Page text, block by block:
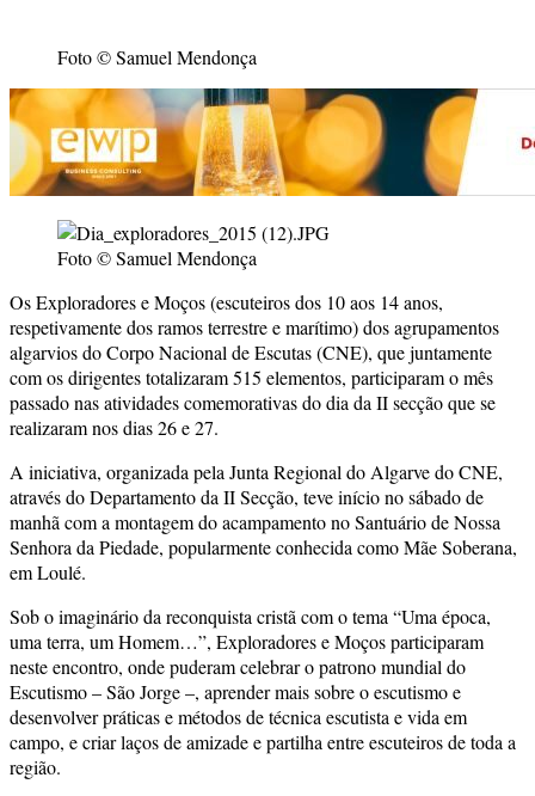
Foto © Samuel Mendonça
Foto © Samuel Mendonça
Os Exploradores e Moços (escuteiros dos 10 aos 14 anos,
respetivamente dos ramos terrestre e marítimo) dos agrupamentos
algarvios do Corpo Nacional de Escutas (CNE), que juntamente
com os dirigentes totalizaram 515 elementos, participaram o mês
passado nas atividades comemorativas do dia da II secção que se
realizaram nos dias 26 e 27.
A iniciativa, organizada pela Junta Regional do Algarve do CNE,
através do Departamento da II Secção, teve início no sábado de
manhã com a montagem do acampamento no Santuário de Nossa
Senhora da Piedade, popularmente conhecida como Mãe Soberana,
em Loulé.
Sob o imaginário da reconquista cristã com o tema “Uma época,
uma terra, um Homem…”, Exploradores e Moços participaram
neste encontro, onde puderam celebrar o patrono mundial do
Escutismo – São Jorge –, aprender mais sobre o escutismo e
desenvolver práticas e métodos de técnica escutista e vida em
campo, e criar laços de amizade e partilha entre escuteiros de toda a
região.